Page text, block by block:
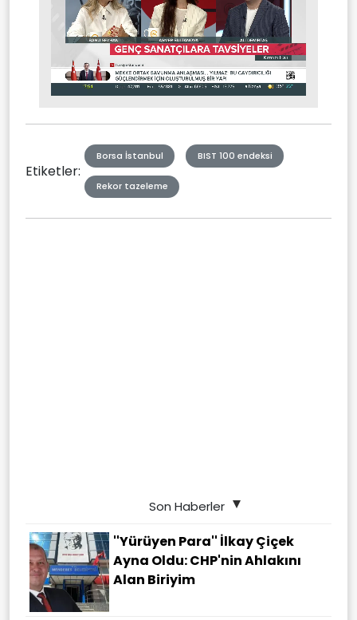
Mute Stream
Etiketler:
Borsa İstanbul BIST 100 endeksi
Rekor tazeleme
Son Haberler
''Yürüyen Para'' İlkay Çiçek
Ayna Oldu: CHP'nin Ahlakını
Alan Biriyim